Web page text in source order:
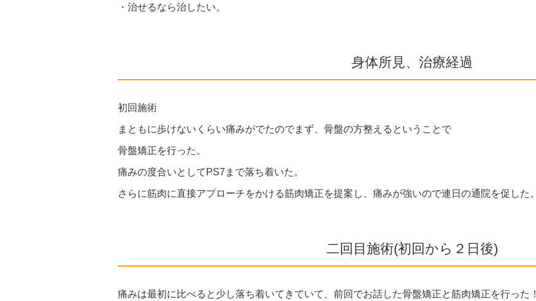
・治せるなら治したい。
身体所見、治療経過
初回施術
まともに歩けないくらい痛みがでたのでまず、骨盤の方整えるということで
骨盤矯正を行った。
痛みの度合いとしてPS7まで落ち着いた。
さらに筋肉に直接アプローチをかける筋肉矯正を提案し、痛みが強いので連日の通院を促した。
二回目施術(初回から２日後)
痛みは最初に比べると少し落ち着いてきていて、前回でお話した骨盤矯正と筋肉矯正を行った！